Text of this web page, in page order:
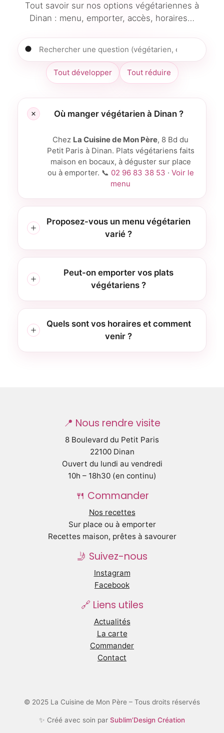
Tout savoir sur nos options végétariennes à
Dinan : menu, emporter, accès, horaires…
Tout développer Tout réduire
Où manger végétarien à Dinan ?
Chez La Cuisine de Mon Père, 8 Bd du
Petit Paris à Dinan. Plats végétariens faits
maison en bocaux, à déguster sur place
ou à emporter. 📞 02 96 83 38 53 · Voir le
menu
Proposez-vous un menu végétarien
varié ?
Peut-on emporter vos plats
végétariens ?
Quels sont vos horaires et comment
venir ?
📍 Nous rendre visite
8 Boulevard du Petit Paris
22100 Dinan
Ouvert du lundi au vendredi
10h – 18h30 (en continu)
🍴 Commander
Nos recettes
Sur place ou à emporter
Recettes maison, prêtes à savourer
🤳 Suivez-nous
Instagram
Facebook
🔗 Liens utiles
Actualités
La carte
Commander
Contact
© 2025 La Cuisine de Mon Père – Tous droits réservés
✨ Créé avec soin par Sublim’Design Création